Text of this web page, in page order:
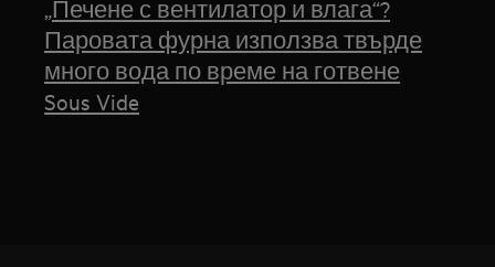
„Печене с вентилатор и влага“?
Паровата фурна използва твърде
много вода по време на готвене
Sous Vide